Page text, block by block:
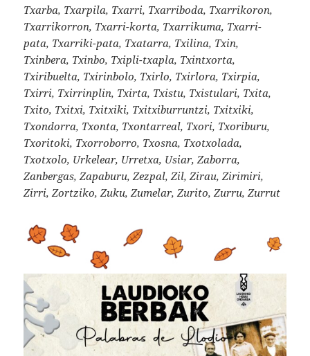
Txarba, Txarpila, Txarri, Txarriboda, Txarrikoron,
Txarrikorron, Txarri-korta, Txarrikuma, Txarri-
pata, Txarriki-pata, Txatarra, Txilina, Txin,
Txinbera, Txinbo, Txipli-txapla, Txintxorta,
Txiribuelta, Txirinbolo, Txirlo, Txirlora, Txirpia,
Txirri, Txirrinplin, Txirta, Txistu, Txistulari, Txita,
Txito, Txitxi, Txitxiki, Txitxiburruntzi, Txitxiki,
Txondorra, Txonta, Txontarreal, Txori, Txoriburu,
Txoritoki, Txorroborro, Txosna, Txotxolada,
Txotxolo, Urkelear, Urretxa, Usiar, Zaborra,
Zanbergas, Zapaburu, Zezpal, Zil, Zirau, Zirimiri,
Zirri, Zortziko, Zuku, Zumelar, Zurito, Zurru, Zurrut